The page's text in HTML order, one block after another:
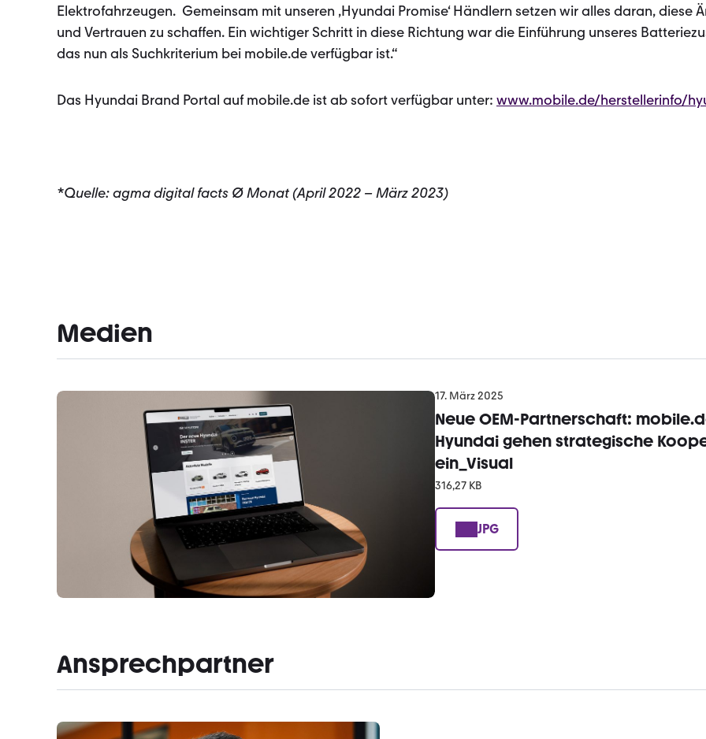
Elektrofahrzeugen. Gemeinsam mit unseren ‚Hyundai Promise‘ Händlern setzen wir alles daran, diese
und Vertrauen zu schaffen. Ein wichtiger Schritt in diese Richtung war die Einführung unseres
das nun als Suchkriterium bei mobile.de verfügbar ist.“
Das Hyundai Brand Portal auf mobile.de ist ab sofort verfügbar unter: www.mobile.de/herstellerinfo/
*Quelle: agma digital facts Ø Monat (April 2022 – März 2023)
Medien
17. März 2025
Neue OEM-Partnerschaft:
Hyundai gehen strategische
ein_Visual
316,27 KB
JPG
Ansprechpartner